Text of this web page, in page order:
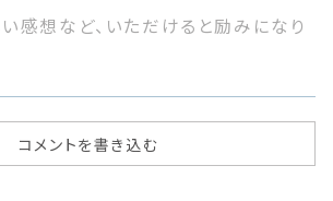
感想など、いただけると励みになり
コメントを書き込む